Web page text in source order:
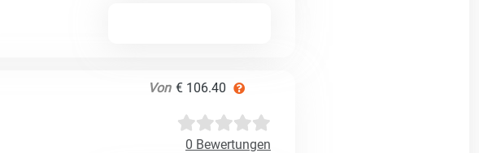
Von € 106.40
0 Bewertungen